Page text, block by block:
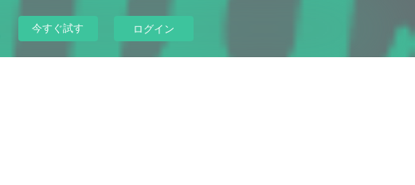
今すぐ試す ログイン